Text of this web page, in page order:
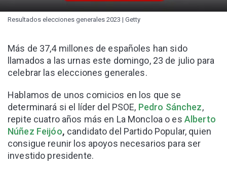
Resultados elecciones generales 2023 | Getty
Más de 37,4 millones de españoles han sido
llamados a las urnas este domingo, 23 de julio para
celebrar las elecciones generales.
Hablamos de unos comicios en los que se
determinará si el líder del PSOE, Pedro Sánchez,
repite cuatro años más en La Moncloa o es Alberto
Núñez Feijóo, candidato del Partido Popular, quien
consigue reunir los apoyos necesarios para ser
investido presidente.